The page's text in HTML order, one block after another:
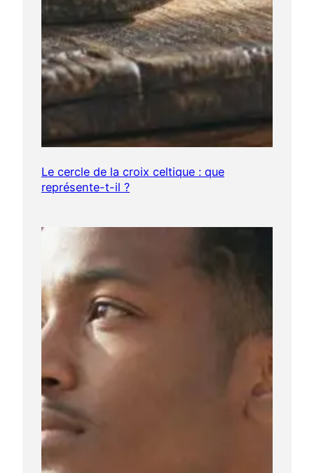
Le cercle de la croix celtique : que
représente-t-il ?